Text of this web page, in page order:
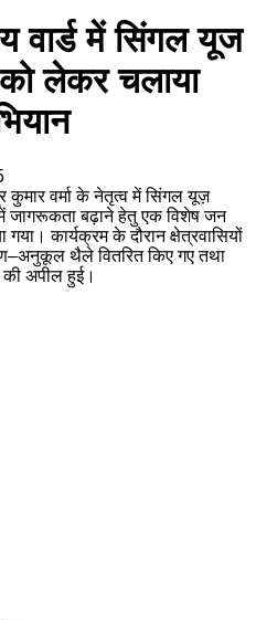
वार्ड में सिंगल यूज
लेकर चलाया
कुमार वर्मा के नेतृत्व में सिंगल यूज़
में जागरूकता बढ़ाने हेतु एक विशेष जन
कार्यक्रम के दौरान क्षेत्रवासियों
थैले वितरित किए गए तथा
अपील हुई।